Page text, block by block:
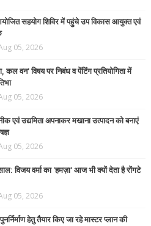
सहयोग शिविर में पहुंचे उप विकास आयुक्त एवं
05, 2026
वन' विषय पर निबंध व पेंटिंग प्रतियोगिता में
05, 2026
एवं उद्यमिता अपनाकर मखाना उत्पादन को बनाएं
05, 2026
विजय वर्मा का 'हमज़ा' आज भी क्यों देता है रोंगटे
05, 2026
हेतु तैयार किए जा रहे मास्टर प्लान की